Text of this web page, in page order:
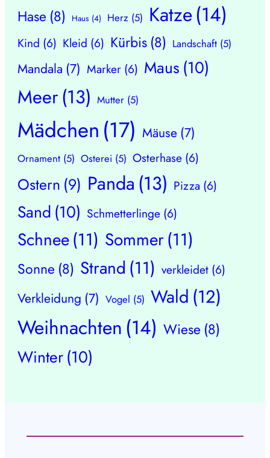
Hase (8) Haus (4) Herz (5) Katze(14)
Kind (6) Kleid (6) Kürbis (8) Landschaft (5)
Mandala (7) Marker (6) Maus (10)
Meer(13) Mutter (5)
Mädchen (17) Mäuse (7)
Ornament (5) Osterei (5) Osterhase (6)
Ostern (9) Panda (13) Pizza (6)
Sand (10) Schmetterlinge (6)
Schnee(11) Sommer(11)
Sonne (8) Strand (11) verkleidet (6)
Verkleidung (7) Vogel (5) Wald (12)
Weihnachten(14) Wiese (8)
Winter(10)